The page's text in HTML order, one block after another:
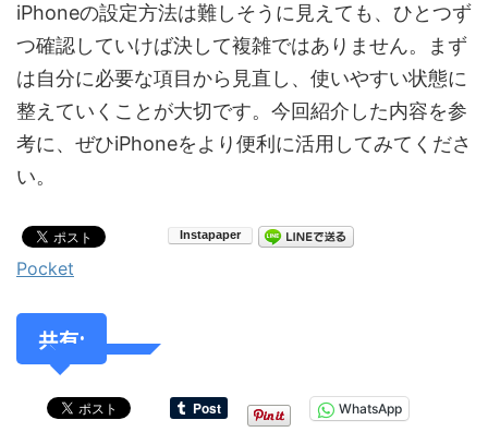
iPhoneの設定方法は難しそうに見えても、ひとつず
つ確認していけば決して複雑ではありません。まず
は自分に必要な項目から見直し、使いやすい状態に
整えていくことが大切です。今回紹介した内容を参
考に、ぜひiPhoneをより便利に活用してみてくださ
い。
Pocket
共有:
WhatsApp